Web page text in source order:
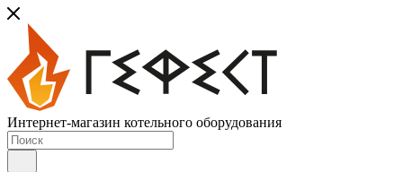
Интернет-магазин котельного оборудования